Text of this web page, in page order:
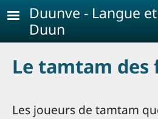
Aller au contenu principal
Duunve - Langue
Duun
Le tamtam des
Les joueurs de tamtam